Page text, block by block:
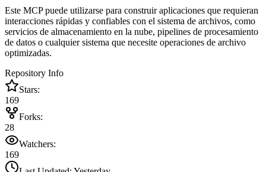
Este MCP puede utilizarse para construir aplicaciones que requieran
interacciones rápidas y confiables con el sistema de archivos, como
servicios de almacenamiento en la nube, pipelines de procesamiento
de datos o cualquier sistema que necesite operaciones de archivo
optimizadas.
Repository Info
Stars:
169
Forks:
28
Watchers:
169